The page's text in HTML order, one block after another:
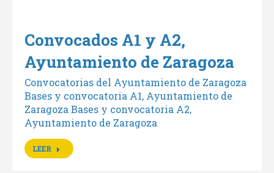
Convocados A1 y A2,
Ayuntamiento de Zaragoza
Convocatorias del Ayuntamiento de Zaragoza
Bases y convocatoria A1, Ayuntamiento de
Zaragoza Bases y convocatoria A2,
Ayuntamiento de Zaragoza
LEER